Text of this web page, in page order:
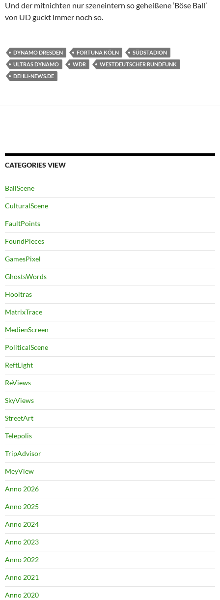
Und der mitnichten nur szeneintern so geheißene ’Böse Ball’
von UD guckt immer noch so.
DYNAMO DRESDEN FORTUNA KÖLN
SÜDSTADION
ULTRAS DYNAMO
WDR
WESTDEUTSCHER RUNDFUNK
DEHLI-NEWS.DE
CATEGORIES VIEW
BallScene
CulturalScene
FaultPoints
FoundPieces
GamesPixel
GhostsWords
Hooltras
MatrixTrace
MedienScreen
PoliticalScene
ReftLight
ReViews
SkyViews
StreetArt
Telepolis
TripAdvisor
MeyView
Anno 2026
Anno 2025
Anno 2024
Anno 2023
Anno 2022
Anno 2021
Anno 2020